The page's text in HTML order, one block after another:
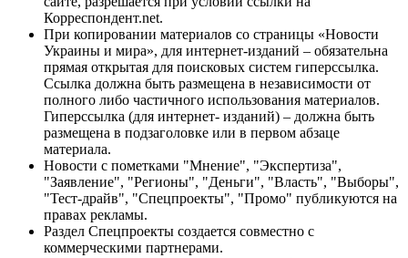
Корреспондент.net.
При копировании материалов со страницы «Новости
Украины и мира», для интернет-изданий – обязательна
прямая открытая для поисковых систем гиперссылка.
Ссылка должна быть размещена в независимости от
полного либо частичного использования материалов.
Гиперссылка (для интернет- изданий) – должна быть
размещена в подзаголовке или в первом абзаце
материала.
Новости с пометками "Мнение", "Экспертиза",
"Заявление", "Регионы", "Деньги", "Власть", "Выборы",
"Тест-драйв", "Спецпроекты", "Промо" публикуются на
правах рекламы.
Раздел Спецпроекты создается совместно с
коммерческими партнерами.